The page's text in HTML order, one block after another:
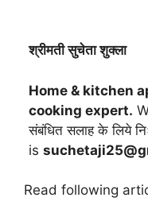
श्रीमती सुचेता शुक्ला
Home & kitchen
cooking expert.
संबंधित सलाह के लिये
is
Read following